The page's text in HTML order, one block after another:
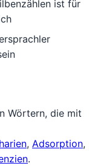
ist für
Wörtern, die mit
, Adsorption,
.